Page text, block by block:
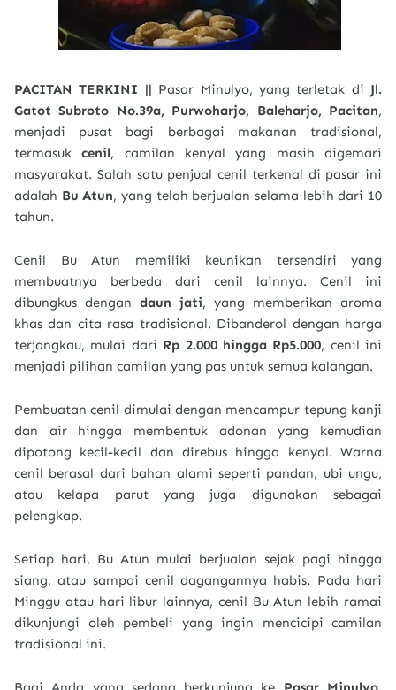
PACITAN TERKINI || Pasar Minulyo, yang terletak di Jl.
Gatot Subroto No.39a, Purwoharjo, Baleharjo, Pacitan,
menjadi pusat bagi berbagai makanan tradisional,
termasukcenil, camilan kenyal yang masih digemari
masyarakat. Salah satu penjual cenil terkenal di pasar ini
adalah Bu Atun, yang telah berjualan selama lebih dari 10
tahun.
Cenil Bu Atun memiliki keunikan tersendiri yang
membuatnya berbeda dari cenil lainnya. Cenil ini
dibungkus dengan daun jati, yang memberikan aroma
khas dan cita rasa tradisional. Dibanderol dengan harga
terjangkau, mulai dari Rp 2.000 hingga Rp5.000, cenil ini
menjadi pilihan camilan yang pas untuk semua kalangan.
Pembuatan cenil dimulai dengan mencampur tepung kanji
dan air hingga membentuk adonan yang kemudian
dipotong kecil-kecil dan direbus hingga kenyal. Warna
cenil berasal dari bahan alami seperti pandan, ubi ungu,
atau kelapa parut yang juga digunakan sebagai
pelengkap.
Setiap hari, Bu Atun mulai berjualan sejak pagi hingga
siang, atau sampai cenil dagangannya habis. Pada hari
Minggu atau hari libur lainnya, cenil Bu Atun lebih ramai
dikunjungi oleh pembeli yang ingin mencicipi camilan
tradisional ini.